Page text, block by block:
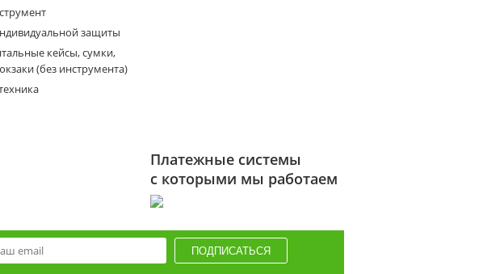
защиты
кейсы, сумки,
(без инструмента)
Платежные системы
с которыми мы работаем